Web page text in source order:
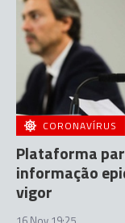
CORONAVÍRUS
Plataforma
informação
vigor